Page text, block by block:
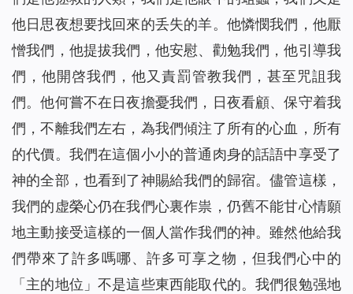
他日思夜想要找回來的丢失的羊。他憐憫我們，他厭
憎我們，他提拔我們，他安慰、勸勉我們，他引導我
們，他開啓我們，他又責罰管教我們，甚至咒詛我
們。他何嘗不在日夜擔憂我們，日夜看顧、保守着我
們，不離我們左右，為我們傾注了所有的心血，所有
的代價。我們在這個小小的普通肉身的話語中享受了
神的全部，也看到了神賜給我們的歸宿。儘管這樣，
我們的虚榮心仍在我們心裏作祟，仍舊不能甘心情願
地主動接受這樣的一個人當作我們的神。雖然他給我
們帶來了許多嗎哪、許多可享之物，但我們心中的
「主的地位」不是這些東西能取代的。我們很勉强地